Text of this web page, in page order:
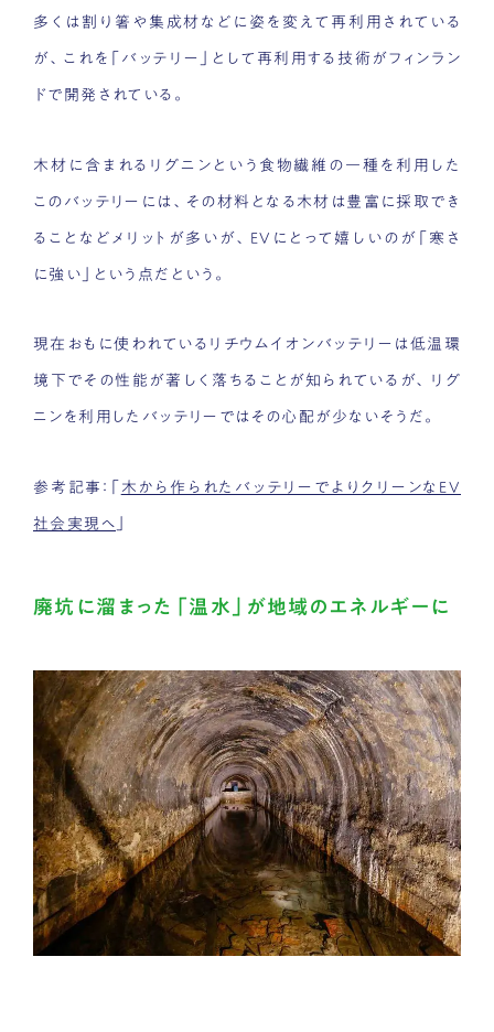
多くは割り箸や集成材などに姿を変えて再利用されている
が、これを「バッテリー」として再利用する技術がフィンラン
ドで開発されている。
木材に含まれるリグニンという食物繊維の一種を利用した
このバッテリーには、その材料となる木材は豊富に採取でき
ることなどメリットが多いが、EVにとって嬉しいのが「寒さ
に強い」という点だという。
現在おもに使われているリチウムイオンバッテリーは低温環
境下でその性能が著しく落ちることが知られているが、リグ
ニンを利用したバッテリーではその心配が少ないそうだ。
参考記事：「 木から作られたバッテリーでよりクリーンなEV
社会実現へ
廃坑に溜まった「温水」が地域のエネルギーに